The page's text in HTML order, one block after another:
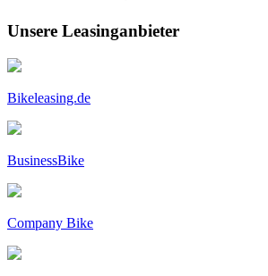
Unsere Leasinganbieter
Bikeleasing.de
BusinessBike
Company Bike